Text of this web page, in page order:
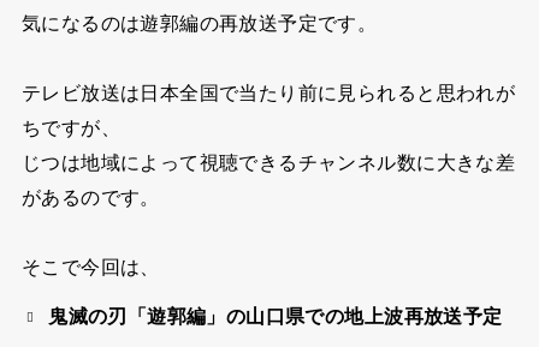
気になるのは遊郭編の再放送予定です。
テレビ放送は日本全国で当たり前に見られると 思われが
ちですが、
じつは地域によって視聴できるチャンネル数に大きな差
があるのです。
そこで今回は、
鬼滅の刃「遊郭編」の山口県での地上波再放送予定